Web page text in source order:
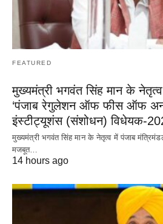
FEATURED
मुख्यमंत्री भगवंत सिंह मान के नेतृत्व
‘पंजाब रेगुलेशन ऑफ फीस ऑफ
इंस्टीट्यूशंस (संशोधन) विधेयक-
मुख्यमंत्री भगवंत सिंह मान के नेतृत्व में पंजाब
मजबूत…
14 hours ago